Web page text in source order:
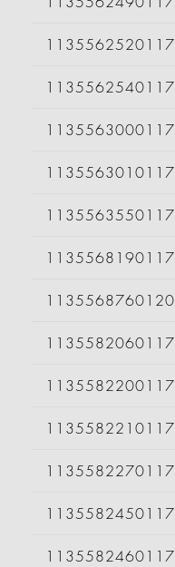
1135562520117
1135562540117
1135563000117
1135563010117
1135563550117
1135568190117
1135568760120
1135582060117
1135582200117
1135582210117
1135582270117
1135582450117
1135582460117